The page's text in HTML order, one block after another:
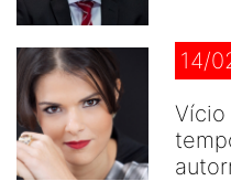
14/
Vício